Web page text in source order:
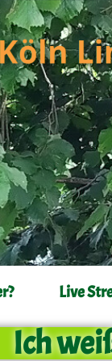
Live
Ich